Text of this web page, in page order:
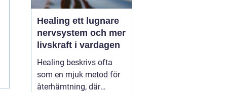
Healing ett lugnare
nervsystem och mer
livskraft i vardagen
Healing beskrivs ofta
som en mjuk metod för
återhämtning, där